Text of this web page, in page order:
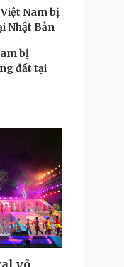
Nam bị
Nhật Bản
bị
đất tại
võ